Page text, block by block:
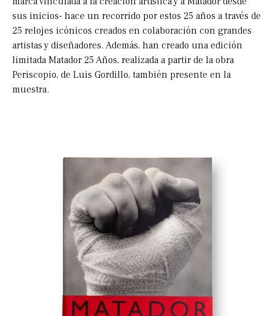
sus inicios- hace un recorrido por estos 25 años a través de
25 relojes icónicos creados en colaboración con grandes
artistas y diseñadores. Además, han creado una edición
limitada Matador 25 Años, realizada a partir de la obra
Periscopio, de Luis Gordillo, también presente en la
muestra.